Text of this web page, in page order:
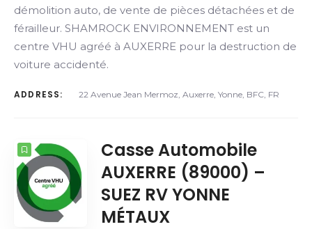
démolition auto, de vente de pièces détachées et de
férailleur. SHAMROCK ENVIRONNEMENT est un
centre VHU agréé à AUXERRE pour la destruction de
voiture accidenté.
ADDRESS: 22 Avenue Jean Mermoz, Auxerre, Yonne, BFC, FR
Casse Automobile
AUXERRE (89000) –
SUEZ RV YONNE
MÉTAUX